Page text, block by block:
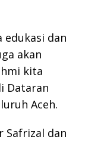
edukasi dan
akan
kita
Dataran
Aceh.
Safrizal dan